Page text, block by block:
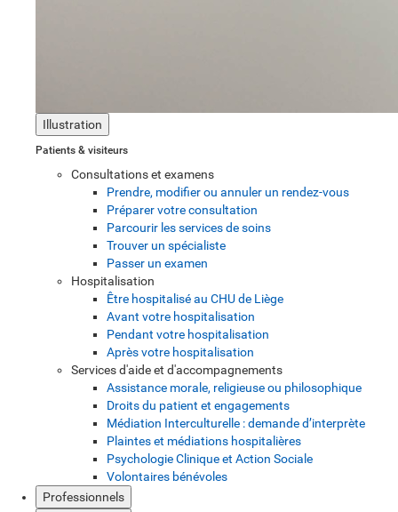
Illustration
Patients & visiteurs
Consultations et examens
Prendre, modifier ou annuler un rendez-vous
Préparer votre consultation
Parcourir les services de soins
Trouver un spécialiste
Passer un examen
Hospitalisation
Être hospitalisé au CHU de Liège
Avant votre hospitalisation
Pendant votre hospitalisation
Après votre hospitalisation
Services d'aide et d'accompagnements
Assistance morale, religieuse ou philosophique
Droits du patient et engagements
Médiation Interculturelle : demande d’interprète
Plaintes et médiations hospitalières
Psychologie Clinique et Action Sociale
Volontaires bénévoles
Professionnels